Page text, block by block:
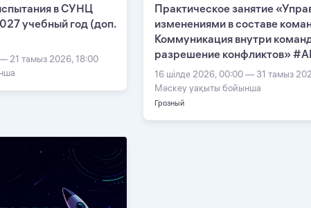
в СУНЦ
учебный год (доп.
21 тамыз 2026, 18:00
Практическое занятие
изменениями в составе
Коммуникация внутри
разрешение конфликтов»
16 шілде 2026, 00:00 — 31 тамыз
Мәскеу уақыты бойынша
Грозный